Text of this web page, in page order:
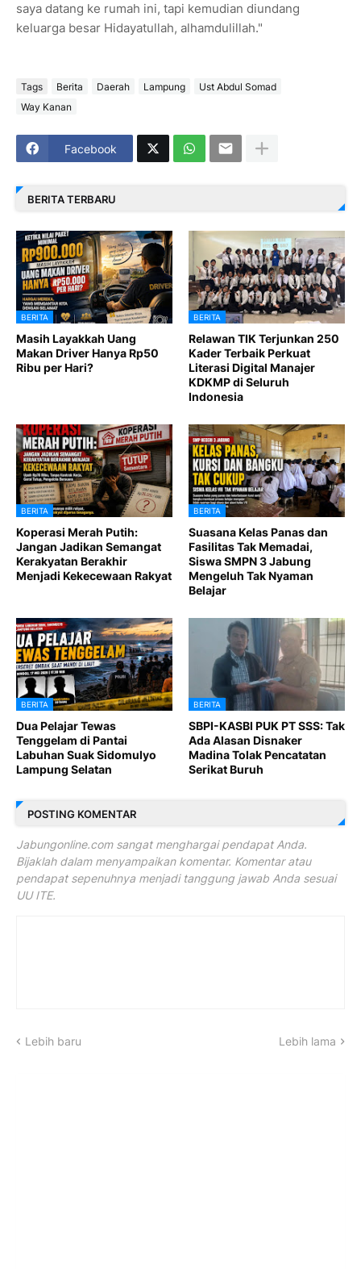
saya datang ke rumah ini, tapi kemudian diundang
keluarga besar Hidayatullah, alhamdulillah."
Tags Berita Daerah Lampung
Ust Abdul Somad
Way Kanan
Facebook
BERITA TERBARU
BERITA
Masih Layakkah Uang
Makan Driver Hanya Rp50
Ribu per Hari?
BERITA
Relawan TIK Terjunkan 250
Kader Terbaik Perkuat
Literasi Digital Manajer
KDKMP di Seluruh
Indonesia
BERITA
Koperasi Merah Putih:
Jangan Jadikan Semangat
Kerakyatan Berakhir
Menjadi Kekecewaan Rakyat
BERITA
Suasana Kelas Panas dan
Fasilitas Tak Memadai,
Siswa SMPN 3 Jabung
Mengeluh Tak Nyaman
Belajar
BERITA
Dua Pelajar Tewas
Tenggelam di Pantai
Labuhan Suak Sidomulyo
Lampung Selatan
BERITA
SBPI-KASBI PUK PT SSS: Tak
Ada Alasan Disnaker
Madina Tolak Pencatatan
Serikat Buruh
POSTING KOMENTAR
Jabungonline.com sangat menghargai pendapat Anda.
Bijaklah dalam menyampaikan komentar. Komentar atau
pendapat sepenuhnya menjadi tanggung jawab Anda sesuai
UU ITE.
Lebih baru Lebih lama